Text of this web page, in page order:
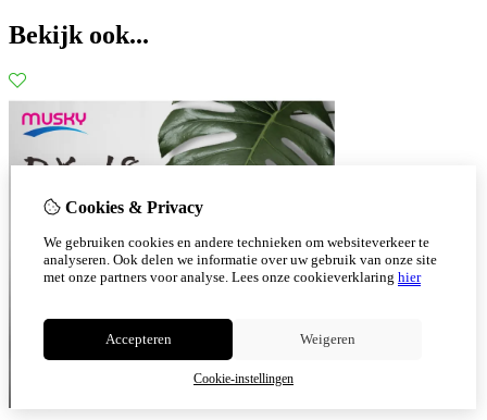
Bekijk ook...
Cookies & Privacy
We gebruiken cookies en andere technieken om websiteverkeer te
analyseren. Ook delen we informatie over uw gebruik van onze site
met onze partners voor analyse. Lees onze cookieverklaring hier
Accepteren Weigeren
Cookie-instellingen